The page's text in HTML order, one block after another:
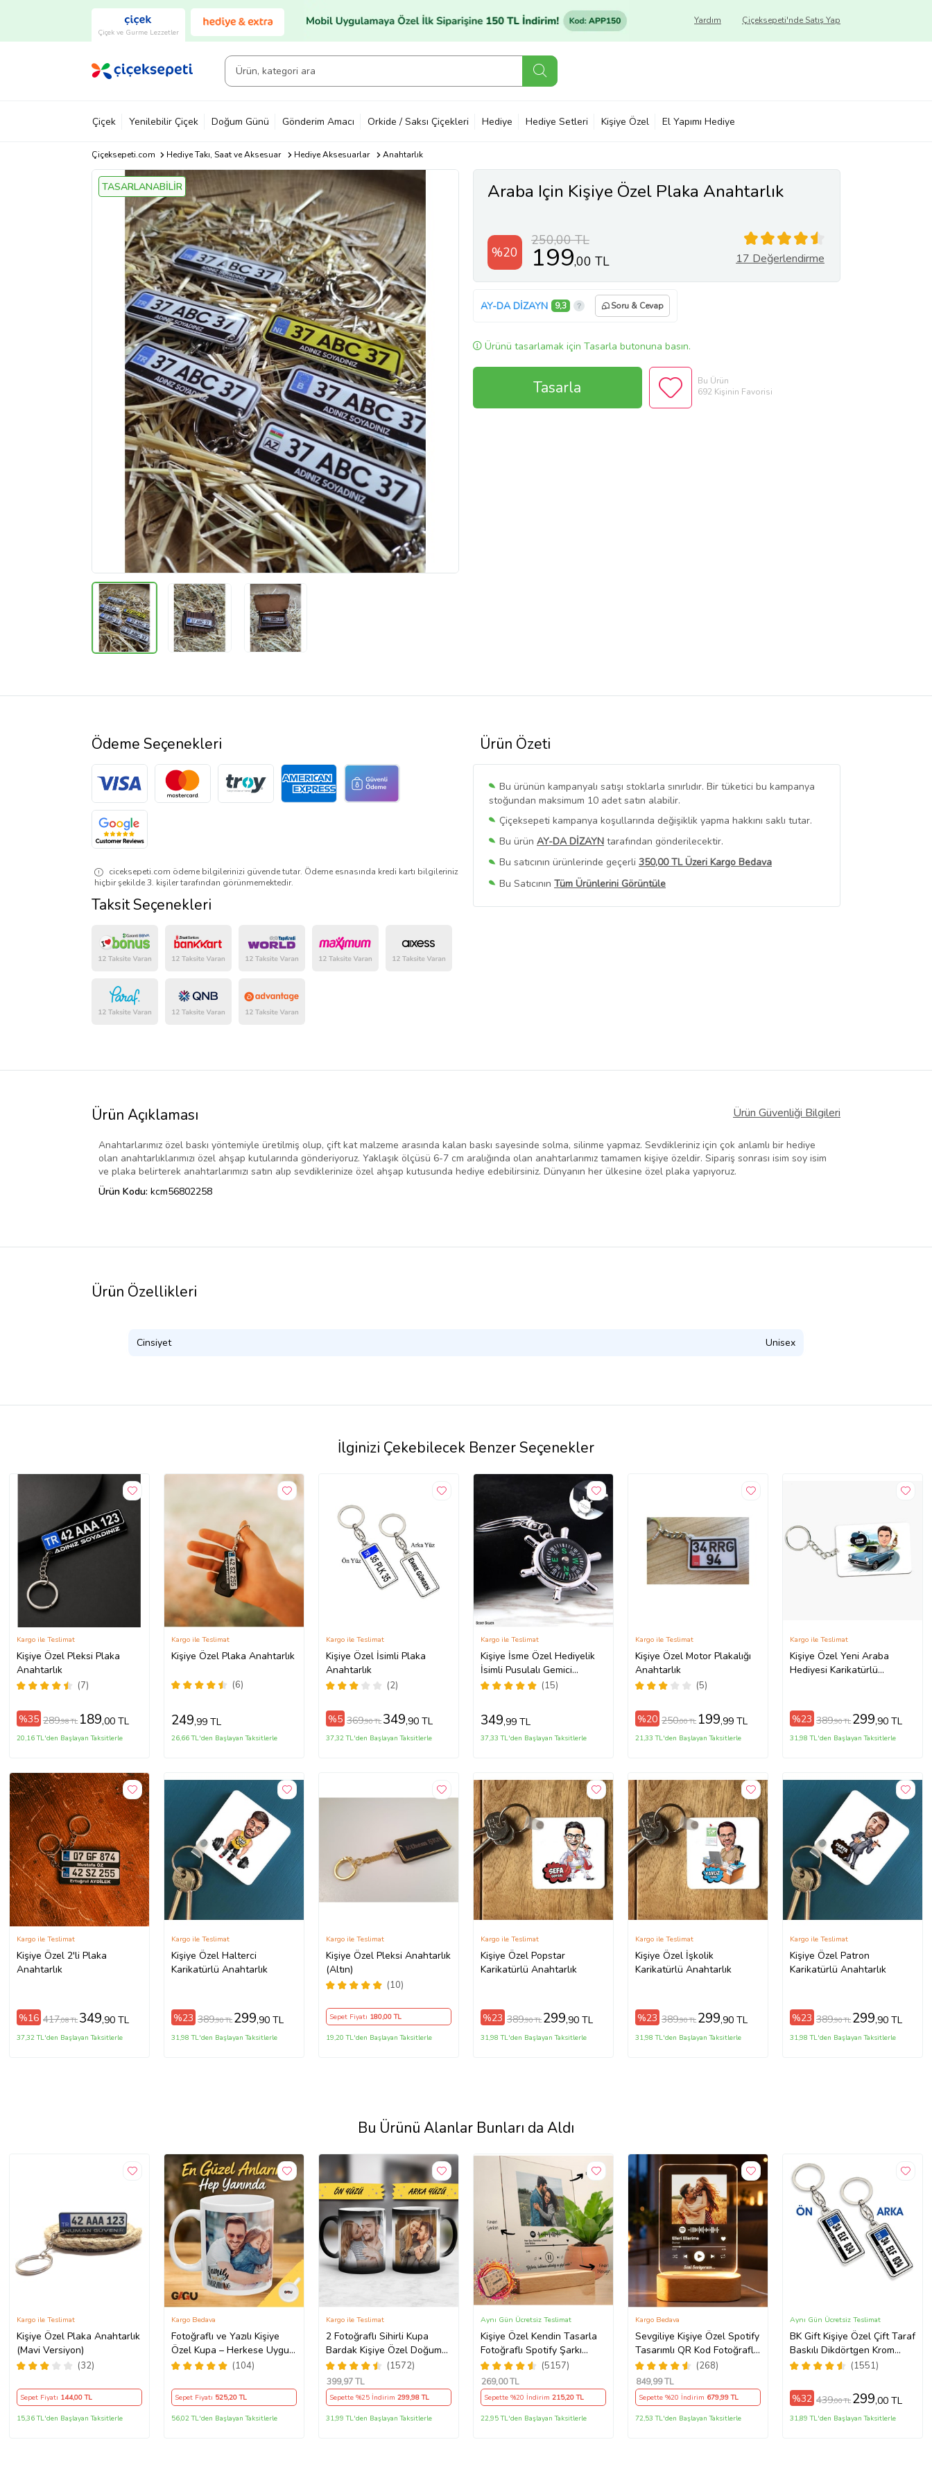
Çiçek ve Gurme Lezzetler
Çiçeksepeti'nde Satış Yap
Yardım
Çiçek Yenilebilir Çiçek Doğum Günü Gönderim Amacı Orkide / Saksı Çiçekleri Hediye Hediye Setleri Kişiye Özel El Yapımı Hediye
Çiçeksepeti.com Hediye Takı, Saat ve Aksesuar Hediye Aksesuarlar Anahtarlık
TASARLANABİLİR Araba Için Kişiye Özel Plaka Anahtarlık
%20
250,00 TL
199,00 TL 17 Değerlendirme
AY-DA DİZAYN 9,3 Soru & Cevap
Ürünü tasarlamak için Tasarla butonuna basın.
Tasarla
Bu Ürün
692 Kişinin Favorisi
Ürün Özeti
Bu ürünün kampanyalı satışı stoklarla sınırlıdır. Bir tüketici bu kampanya
stoğundan maksimum 10 adet satın alabilir.
Çiçeksepeti kampanya koşullarında değişiklik yapma hakkını saklı tutar.
Bu ürün AY-DA DİZAYN tarafından gönderilecektir.
Bu satıcının ürünlerinde geçerli 350,00 TL Üzeri Kargo Bedava
Bu Satıcının Tüm Ürünlerini Görüntüle
Ürün sayfasında gördüğünüz fiyat bilgileri, satıcı tarafından
Ödeme Seçenekleri
ciceksepeti.com ödeme bilgilerinizi güvende tutar. Ödeme esnasında kredi kartı bilgileriniz
hiçbir şekilde 3. kişiler tarafından görünmemektedir.
Taksit Seçenekleri
Ürün Açıklaması Ürün Güvenliği Bilgileri
Anahtarlarımız özel baskı yöntemiyle üretilmiş olup, çift kat malzeme arasında kalan baskı sayesinde solma, silinme yapmaz. Sevdikleriniz için çok anlamlı bir hediye
olan anahtarlıklarımızı özel ahşap kutularında gönderiyoruz. Yaklaşık ölçüsü 6-7 cm aralığında olan anahtarlarımız tamamen kişiye özeldir. Sipariş sonrası isim soy isim
ve plaka belirterek anahtarlarımızı satın alıp sevdiklerinize özel ahşap kutusunda hediye edebilirsiniz. Dünyanın her ülkesine özel plaka yapıyoruz.
Ürün Kodu: kcm56802258
Ürün Özellikleri
Cinsiyet Unisex
İlginizi Çekebilecek Benzer Seçenekler
Kişiye Özel Pleksi Plaka
Anahtarlık
(7)
Kargo ile Teslimat
%35 289,98 TL 189,00 TL
20,16 TL'den Başlayan Taksitlerle
Kişiye Özel Plaka Anahtarlık
(6)
Kargo ile Teslimat
249,99 TL
26,66 TL'den Başlayan Taksitlerle
Kişiye Özel İsimli Plaka
Anahtarlık
(2)
Kargo ile Teslimat
%5 369,90 TL 349,90 TL
37,32 TL'den Başlayan Taksitlerle
Kişiye İsme Özel Hediyelik
İsimli Pusulalı Gemici
Dümenli Metal Anahtarlık
(15)
Kargo ile Teslimat
349,99 TL
37,33 TL'den Başlayan Taksitlerle
Kişiye Özel Motor Plakalığı
Anahtarlık
(5)
Kargo ile Teslimat
%20 250,00 TL 199,99 TL
21,33 TL'den Başlayan Taksitlerle
Kişiye Özel Yeni Araba
Hediyesi Karikatürlü
Kargo ile Teslimat
%23 389,90 TL 299,90 TL
31,98 TL'den Başlayan Taksitlerle
Kişiye Özel 2'li Plaka
Anahtarlık
Kargo ile Teslimat
%16 417,08 TL 349,90 TL
37,32 TL'den Başlayan Taksitlerle
Kişiye Özel Halterci
Karikatürlü Anahtarlık
Kargo ile Teslimat
%23 389,90 TL 299,90 TL
31,98 TL'den Başlayan Taksitlerle
Kişiye Özel Pleksi Anahtarlık
(Altın)
(10)
Kargo ile Teslimat
Sepet Fiyatı 180,00 TL
19,20 TL'den Başlayan Taksitlerle
Kişiye Özel Popstar
Karikatürlü Anahtarlık
Kargo ile Teslimat
%23 389,90 TL 299,90 TL
31,98 TL'den Başlayan Taksitlerle
Kişiye Özel İşkolik
Karikatürlü Anahtarlık
Kargo ile Teslimat
%23 389,90 TL 299,90 TL
31,98 TL'den Başlayan Taksitlerle
Kişiye Özel Patron
Karikatürlü Anahtarlık
Kargo ile Teslimat
%23 389,90 TL 299,90 TL
31,98 TL'den Başlayan Taksitlerle
Bu Ürünü Alanlar Bunları da Aldı
Kişiye Özel Plaka Anahtarlık
(Mavi Versiyon)
(32)
Kargo ile Teslimat
Sepet Fiyatı 144,00 TL
15,36 TL'den Başlayan Taksitlerle
Fotoğraflı ve Yazılı Kişiye
Özel Kupa – Herkese Uygun
Anlamlı Hediye Porselen(104)
Kargo Bedava
Sepet Fiyatı 525,20 TL
56,02 TL'den Başlayan Taksitlerle
2 Fotoğraflı Sihirli Kupa
Bardak Kişiye Özel Doğum
Günü Hediyesi Sevgiliye
Hediye Anneye Babaya
Ablaya Abiye Kız Erkek
Kardeşe Arkadaşa Resimli
Günü Yıl Dönümü Hediyesi
(1572)
Kargo ile Teslimat
399,97 TL
Sepette %25 İndirim 299,98 TL
31,99 TL'den Başlayan Taksitlerle
Kişiye Özel Kendin Tasarla
Fotoğraflı Spotify Şarkı
Barkodlu Masaüstü Plak
Fotoğraf Çerçevesi
(5157)
Aynı Gün Ücretsiz Teslimat
269,00 TL
Sepette %20 İndirim 215,20 TL
22,95 TL'den Başlayan Taksitlerle
Sevgiliye Kişiye Özel Spotify
Tasarımlı QR Kod Fotoğraflı
LED Gece Lambası Ahşap
Kaideli Hediye
(268)
Kargo Bedava
849,99 TL
Sepette %20 İndirim 679,99 TL
72,53 TL'den Başlayan Taksitlerle
BK Gift Kişiye Özel Çift Taraf
Baskılı Dikdörtgen Krom
Plaka Anahtarlık, Babaya
Hediye, Doğum Günü
Hediyesi
(1551)
Aynı Gün Ücretsiz Teslimat
%32 439,00 TL 299,00 TL
31,89 TL'den Başlayan Taksitlerle